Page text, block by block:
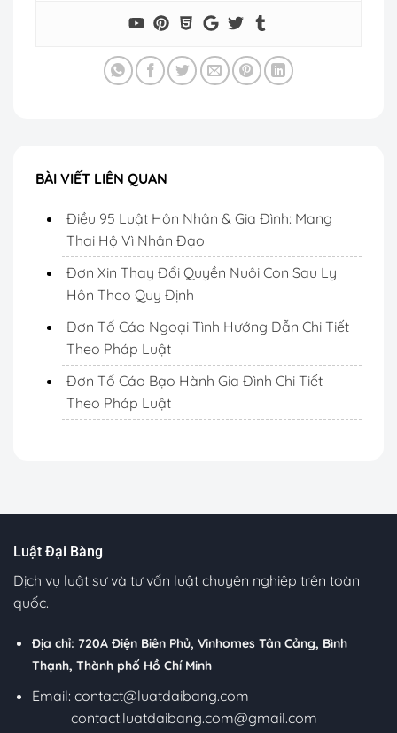
BÀI VIẾT LIÊN QUAN
Điều 95 Luật Hôn Nhân & Gia Đình: Mang
Thai Hộ Vì Nhân Đạo
Đơn Xin Thay Đổi Quyền Nuôi Con Sau Ly
Hôn Theo Quy Định
Đơn Tố Cáo Ngoại Tình Hướng Dẫn Chi Tiết
Theo Pháp Luật
Đơn Tố Cáo Bạo Hành Gia Đình Chi Tiết
Theo Pháp Luật
Luật Đại Bàng
Dịch vụ luật sư và tư vấn luật chuyên nghiệp trên toàn
quốc.
Địa chỉ: 720A Điện Biên Phủ, Vinhomes Tân Cảng, Bình
Thạnh, Thành phố Hồ Chí Minh
Email: contact@luatdaibang.com
contact.luatdaibang.com@gmail.com